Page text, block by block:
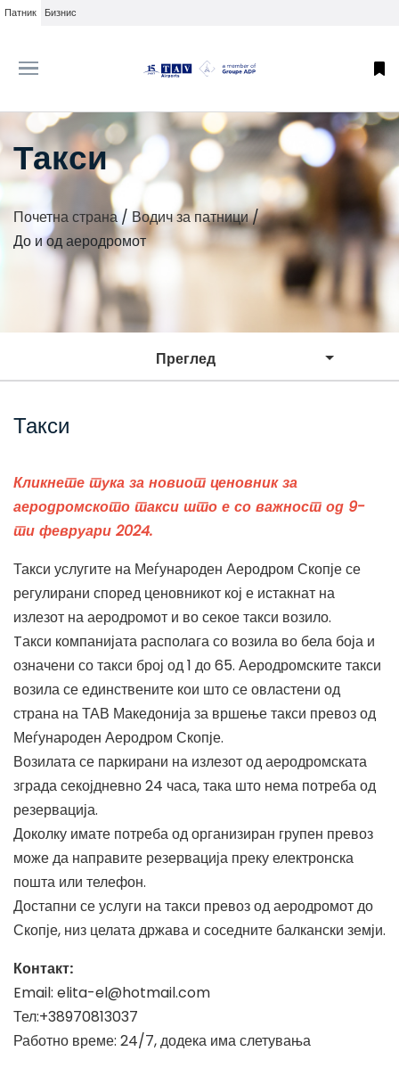
Патник Бизнис
Такси
Почетна страна/ Водич за патници/
До и од аеродромот
Преглед
Такси
Кликнете тука за новиот ценовник за
аеродромското такси што е со важност од 9-
ти февруари 2024.
Такси услугите на Меѓународен Аеродром Скопје се
регулирани според ценовникот кој е истакнат на
излезот на аеродромот и во секое такси возило.
Tакси компанијата располага со возила во бела боја и
означени со такси број од 1 до 65. Аеродромските такси
возила се единствените кои што се овластени од
страна на ТАВ Македонија за вршење такси превоз од
Меѓународен Аеродром Скопје.
Возилата се паркирани на излезот од аеродромската
зграда секојдневно 24 часа, така што нема потреба од
резервација.
Доколку имате потреба од организиран групен превоз
може да направите резервација преку електронска
пошта или телефон.
Достапни се услуги на такси превоз од аеродромот до
Скопје, низ целата држава и соседните балкански земји.
Контакт:
Email: elita-el@hotmail.com
Тел:+38970813037
Работно време: 24/7, додека има слетувања